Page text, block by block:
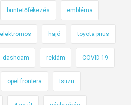
n
e
v
c
c
büntetőfékezés embléma
elektromos hajó toyota prius
dashcam reklám COVID-19
opel frontera Isuzu